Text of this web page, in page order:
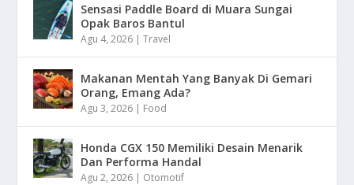
Sensasi Paddle Board di Muara Sungai
Opak Baros Bantul
Agu 4, 2026 |Travel
Makanan Mentah Yang Banyak Di Gemari
Orang, Emang Ada?
Agu 3, 2026 | Food
Honda CGX 150 Memiliki Desain Menarik
Dan Performa Handal
Agu 2, 2026 | Otomotif